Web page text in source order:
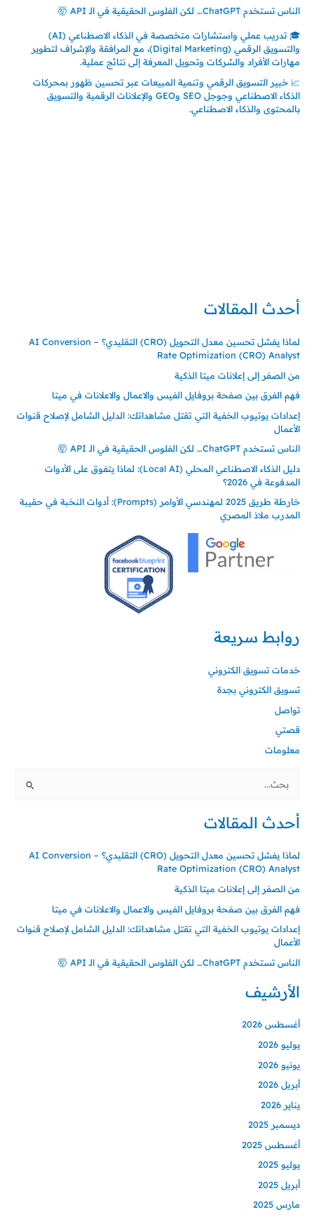
الناس تستخدم ChatGPT… لكن الفلوس الحقيقية في الـ API 🤯
🎓 تدريب عملي واستشارات متخصصة في الذكاء الاصطناعي (AI)
والتسويق الرقمي (Digital Marketing)، مع المرافقة والإشراف لتطوير
مهارات الأفراد والشركات وتحويل المعرفة إلى نتائج عملية.
📈 خبير التسويق الرقمي وتنمية المبيعات عبر تحسين ظهور بمحركات
الذكاء الاصطناعي وجوجل SEO وGEO والإعلانات الرقمية والتسويق
بالمحتوى والذكاء الاصطناعي.
أحدث المقالات
لماذا يفشل تحسين معدل التحويل (CRO) التقليدي؟ – AI Conversion
Rate Optimization (CRO) Analyst
من الصفر إلى إعلانات ميتا الذكية
فهم الفرق بين صفحة بروفايل الفيس والاعمال والاعلانات في ميتا
إعدادات يوتيوب الخفية التي تقتل مشاهداتك: الدليل الشامل لإصلاح قنوات
الأعمال
الناس تستخدم ChatGPT… لكن الفلوس الحقيقية في الـ API 🤯
دليل الذكاء الاصطناعي المحلي (Local AI): لماذا يتفوق على الأدوات
المدفوعة في 2026؟
خارطة طريق 2025 لمهندسي الأوامر (Prompts): أدوات النخبة في حقيبة
المدرب ملاذ المصري
روابط سريعة
خدمات تسويق الكتروني
تسويق الكتروني بجدة
تواصل
قصتي
معلومات
البحث
أحدث المقالات
لماذا يفشل تحسين معدل التحويل (CRO) التقليدي؟ – AI Conversion
Rate Optimization (CRO) Analyst
من الصفر إلى إعلانات ميتا الذكية
فهم الفرق بين صفحة بروفايل الفيس والاعمال والاعلانات في ميتا
إعدادات يوتيوب الخفية التي تقتل مشاهداتك: الدليل الشامل لإصلاح قنوات
الأعمال
الناس تستخدم ChatGPT… لكن الفلوس الحقيقية في الـ API 🤯
الأرشيف
أغسطس 2026
يوليو 2026
يونيو 2026
أبريل 2026
يناير 2026
ديسمبر 2025
أغسطس 2025
يوليو 2025
أبريل 2025
مارس 2025